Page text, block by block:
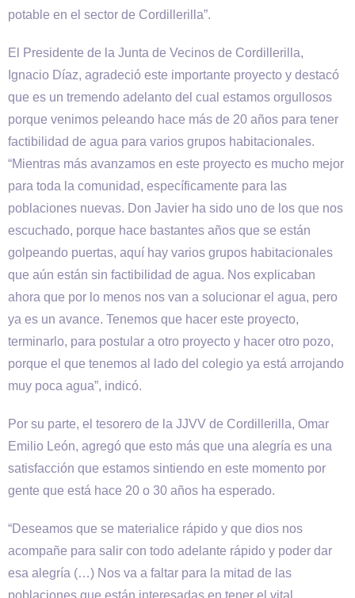
potable en el sector de Cordillerilla”.
El Presidente de la Junta de Vecinos de Cordillerilla,
Ignacio Díaz, agradeció este importante proyecto y destacó
que es un tremendo adelanto del cual estamos orgullosos
porque venimos peleando hace más de 20 años para tener
factibilidad de agua para varios grupos habitacionales.
“Mientras más avanzamos en este proyecto es mucho mejor
para toda la comunidad, específicamente para las
poblaciones nuevas. Don Javier ha sido uno de los que nos
escuchado, porque hace bastantes años que se están
golpeando puertas, aquí hay varios grupos habitacionales
que aún están sin factibilidad de agua. Nos explicaban
ahora que por lo menos nos van a solucionar el agua, pero
ya es un avance. Tenemos que hacer este proyecto,
terminarlo, para postular a otro proyecto y hacer otro pozo,
porque el que tenemos al lado del colegio ya está arrojando
muy poca agua”, indicó.
Por su parte, el tesorero de la JJVV de Cordillerilla, Omar
Emilio León, agregó que esto más que una alegría es una
satisfacción que estamos sintiendo en este momento por
gente que está hace 20 o 30 años ha esperado.
“Deseamos que se materialice rápido y que dios nos
acompañe para salir con todo adelante rápido y poder dar
esa alegría (…) Nos va a faltar para la mitad de las
poblaciones que están interesadas en tener el vital